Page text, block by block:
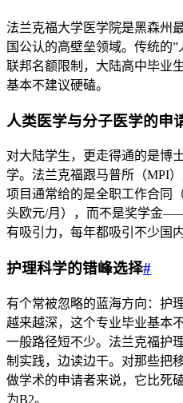
法兰克福大学医学院是黑森州
国公认的高壁垒领域。传统的”
联邦名额限制，大陆高中毕业
基本不建议硬磕。
人类医学与分子医学的申
对大陆学生，更走得通的是博
学。法兰克福跟马普所（MPI
项目通常给的是全职工作合同
头欧元/月），而不是奖学金
有吸引力，每年都吸引不少国
护理科学的错峰选择#
有个常被忽略的蓝海方向：护
越来越深，这个专业毕业基本
一般路径短不少。法兰克福护
制实践，边读边干。对那些把
做学术的申请者来说，它比死
为B2。